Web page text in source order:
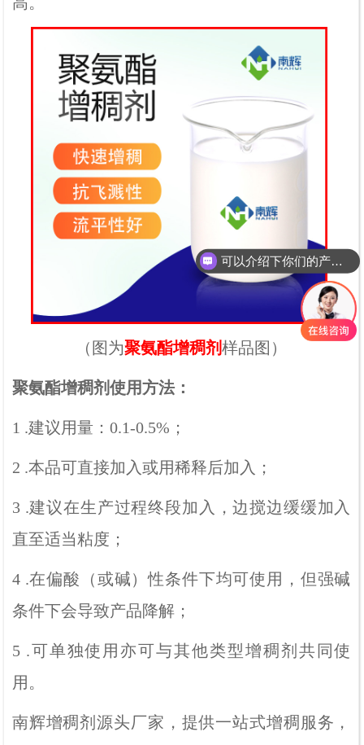
（ 图为聚氨酯增稠剂样品图 ）
聚氨酯增稠剂使用方法：
1 .建议用量： 0.1-0.5% ；
2 .本品可直接加入或用稀释后加入；
3 .建议在生产过程终段加入，边搅边缓缓加入
直至适当粘度；
4 .在偏酸（或碱）性条件下均可使用，但强碱
条件下会导致产品降解；
5 . 可单独使用亦可与其他类型增稠剂共同使
用。
南辉增稠剂源头厂家，提供一站式增稠服务，
可以介绍下你们的产品么？